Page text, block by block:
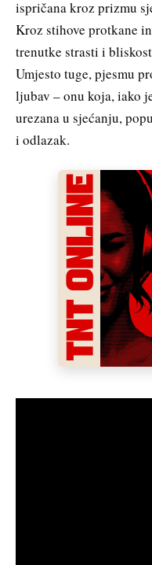
ispričana kroz prizmu
Kroz stihove protkane
trenutke strasti i
Umjesto tuge, pjesmu
ljubav – onu koja, iako
urezana u sjećanju,
i odlazak.